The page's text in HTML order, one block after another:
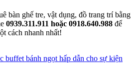
bàn ghế tre, vật dụng, đồ trang trí bằng
0939.311.911 hoặc 0918.640.988 để
cách nhanh nhất!